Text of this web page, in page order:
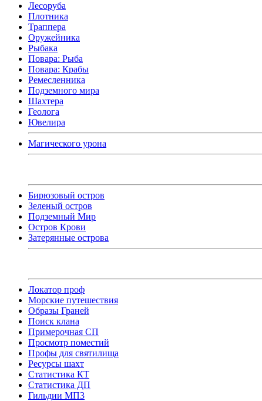
Лесоруба
Плотника
Траппера
Оружейника
Рыбака
Повара: Рыба
Повара: Крабы
Ремесленника
Подземного мира
Шахтера
Геолога
Ювелира
Магического урона
Бирюзовый остров
Зеленый остров
Подземный Мир
Остров Крови
Затерянные острова
Локатор проф
Морские путешествия
Образы Граней
Поиск клана
Примерочная СП
Просмотр поместий
Профы для святилища
Ресурсы шахт
Статистика КТ
Статистика ДП
Гильдии МП3